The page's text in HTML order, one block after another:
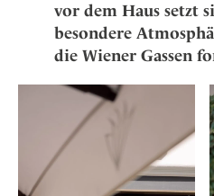
vor dem Haus setzt
besondere
die Wiener Gassen